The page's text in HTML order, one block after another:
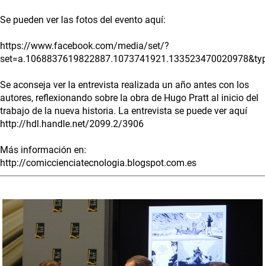
Se pueden ver las fotos del evento aquí:
https://www.facebook.com/media/set/?
Se aconseja ver la entrevista realizada un año antes con los
autores, reflexionando sobre la obra de Hugo Pratt al inicio del
trabajo de la nueva historia. La entrevista se puede ver aquí
http://hdl.handle.net/2099.2/3906
Más información en:
http://comiccienciatecnologia.blogspot.com.es